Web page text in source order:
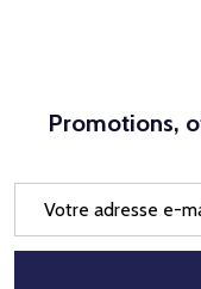
Promotions,
mail